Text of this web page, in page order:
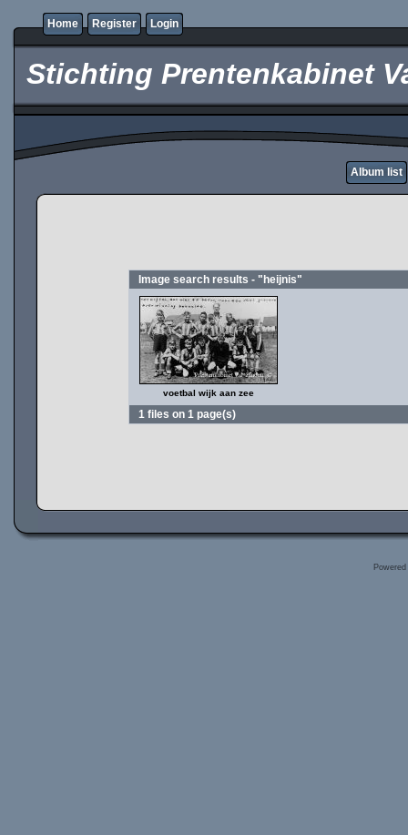
Home Register Login
Stichting Prentenkabinet
Album list
Image search results - "heijnis"
voetbal wijk aan zee
1 files on 1 page(s)